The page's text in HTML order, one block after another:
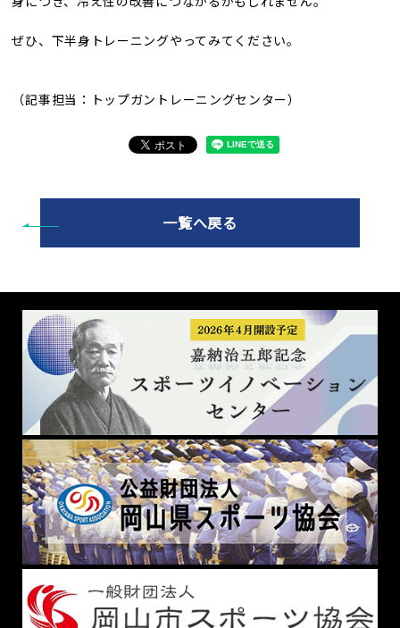
ぜひ、下半身トレーニングやってみてください。
（記事担当：トップガントレーニングセンター）
一覧へ戻る